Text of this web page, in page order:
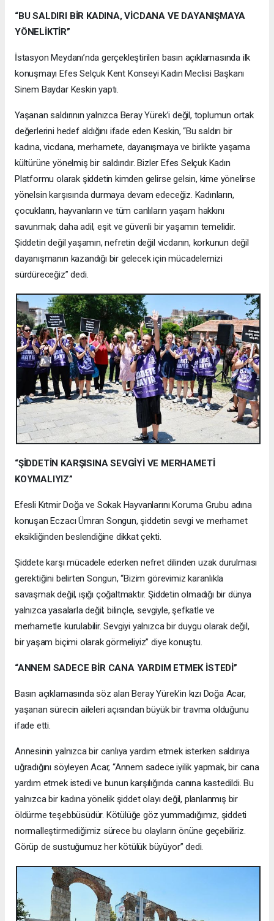
“BU SALDIRI BİR KADINA, VİCDANA VE DAYANIŞMAYA
YÖNELİKTİR”
İstasyon Meydanı’nda gerçekleştirilen basın açıklamasında ilk
konuşmayı Efes Selçuk Kent Konseyi Kadın Meclisi Başkanı
Sinem Baydar Keskin yaptı.
Yaşanan saldırının yalnızca Beray Yürek’i değil, toplumun ortak
değerlerini hedef aldığını ifade eden Keskin, “Bu saldırı bir
kadına, vicdana, merhamete, dayanışmaya ve birlikte yaşama
kültürüne yönelmiş bir saldırıdır. Bizler Efes Selçuk Kadın
Platformu olarak şiddetin kimden gelirse gelsin, kime yönelirse
yönelsin karşısında durmaya devam edeceğiz. Kadınların,
çocukların, hayvanların ve tüm canlıların yaşam hakkını
savunmak; daha adil, eşit ve güvenli bir yaşamın temelidir.
Şiddetin değil yaşamın, nefretin değil vicdanın, korkunun değil
dayanışmanın kazandığı bir gelecek için mücadelemizi
sürdüreceğiz” dedi.
“ŞİDDETİN KARŞISINA SEVGİYİ VE MERHAMETİ
KOYMALIYIZ”
Efesli Kıtmir Doğa ve Sokak Hayvanlarını Koruma Grubu adına
konuşan Eczacı Ümran Songun, şiddetin sevgi ve merhamet
eksikliğinden beslendiğine dikkat çekti.
Şiddete karşı mücadele ederken nefret dilinden uzak durulması
gerektiğini belirten Songun, “Bizim görevimiz karanlıkla
savaşmak değil, ışığı çoğaltmaktır. Şiddetin olmadığı bir dünya
yalnızca yasalarla değil; bilinçle, sevgiyle, şefkatle ve
merhametle kurulabilir. Sevgiyi yalnızca bir duygu olarak değil,
bir yaşam biçimi olarak görmeliyiz” diye konuştu.
“ANNEM SADECE BİR CANA YARDIM ETMEK İSTEDİ”
Basın açıklamasında söz alan Beray Yürek’in kızı Doğa Acar,
yaşanan sürecin aileleri açısından büyük bir travma olduğunu
ifade etti.
Annesinin yalnızca bir canlıya yardım etmek isterken saldırıya
uğradığını söyleyen Acar, “Annem sadece iyilik yapmak, bir cana
yardım etmek istedi ve bunun karşılığında canına kastedildi. Bu
yalnızca bir kadına yönelik şiddet olayı değil, planlanmış bir
öldürme teşebbüsüdür. Kötülüğe göz yummadığımız, şiddeti
normalleştirmediğimiz sürece bu olayların önüne geçebiliriz.
Görüp de sustuğumuz her kötülük büyüyor” dedi.